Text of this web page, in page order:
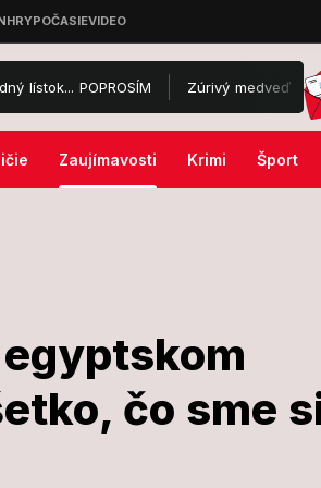
Zúrivý medveď v Rajeckej
Zaujímavosti Krimi Šport
čo sme
v